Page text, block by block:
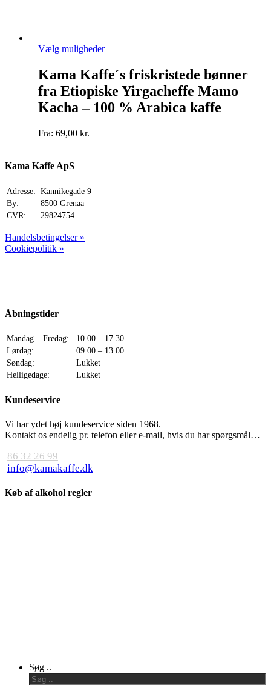
Vælg mulighederDette
har
flere
varianter.
Mulighederne
kan
Kama Kaffe´s friskristede bønner
fra Etiopiske Yirgacheffe Mamo
Kacha – 100 % Arabica kaffe
Fra: 69,00 kr.
Kama Kaffe ApS
Adresse: Kannikegade 9
By:
8500 Grenaa
CVR:
29824754
Handelsbetingelser »
Cookiepolitik »
Åbningstider
Mandag – Fredag:
10.00 – 17.30
Lørdag:
09.00 – 13.00
Søndag:
Lukket
Helligedage:
Lukket
Kundeservice
Vi har ydet høj kundeservice siden 1968.
Kontakt os endelig pr. telefon eller e-mail, hvis du har spørgsmål…
86 32 26 99
info@kamakaffe.dk
Køb af alkohol regler
Menu
Søg ..